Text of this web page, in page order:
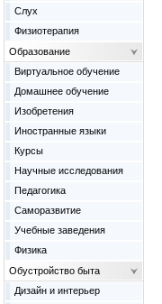
Слух
Физиотерапия
Образование
Виртуальное обучение
Домашнее обучение
Изобретения
Иностранные языки
Курсы
Научные исследования
Педагогика
Саморазвитие
Учебные заведения
Физика
Обустройство быта
Дизайн и интерьер